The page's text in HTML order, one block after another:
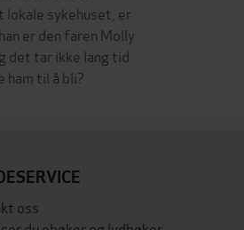
lokale sykehuset, er
er den faren Molly
det tar ikke lang tid
oss